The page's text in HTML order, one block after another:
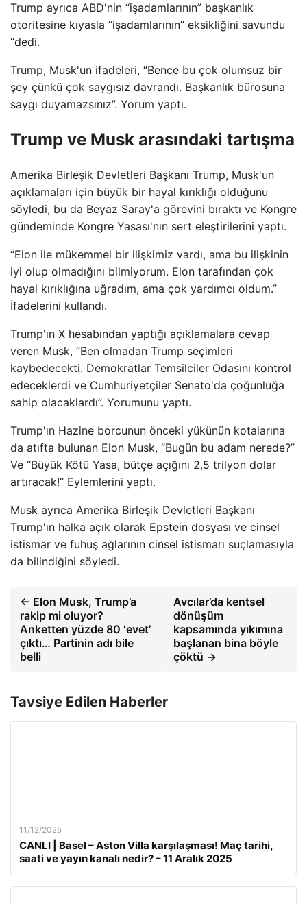
Trump ayrıca ABD'nin “işadamlarının” başkanlık
otoritesine kıyasla “işadamlarının” eksikliğini savundu
“dedi.
Trump, Musk'un ifadeleri, “Bence bu çok olumsuz bir
şey çünkü çok saygısız davrandı. Başkanlık bürosuna
saygı duyamazsınız”. Yorum yaptı.
Trump ve Musk arasındaki tartışma
Amerika Birleşik Devletleri Başkanı Trump, Musk'un
açıklamaları için büyük bir hayal kırıklığı olduğunu
söyledi, bu da Beyaz Saray'a görevini bıraktı ve Kongre
gündeminde Kongre Yasası'nın sert eleştirilerini yaptı.
“Elon ile mükemmel bir ilişkimiz vardı, ama bu ilişkinin
iyi olup olmadığını bilmiyorum. Elon tarafından çok
hayal kırıklığına uğradım, ama çok yardımcı oldum.”
İfadelerini kullandı.
Trump'ın X hesabından yaptığı açıklamalara cevap
veren Musk, “Ben olmadan Trump seçimleri
kaybedecekti. Demokratlar Temsilciler Odasını kontrol
edeceklerdi ve Cumhuriyetçiler Senato'da çoğunluğa
sahip olacaklardı”. Yorumunu yaptı.
Trump'ın Hazine borcunun önceki yükünün kotalarına
da atıfta bulunan Elon Musk, “Bugün bu adam nerede?”
Ve “Büyük Kötü Yasa, bütçe açığını 2,5 trilyon dolar
artıracak!” Eylemlerini yaptı.
Musk ayrıca Amerika Birleşik Devletleri Başkanı
Trump'ın halka açık olarak Epstein dosyası ve cinsel
istismar ve fuhuş ağlarının cinsel istismarı suçlamasıyla
da bilindiğini söyledi.
← Elon Musk, Trump’a
rakip mi oluyor?
Anketten yüzde 80 ‘evet’
çıktı… Partinin adı bile
belli
Avcılar’da kentsel
dönüşüm
kapsamında yıkımına
başlanan bina böyle
çöktü →
Tavsiye Edilen Haberler
11/12/2025
CANLI | Basel – Aston Villa karşılaşması! Maç tarihi,
saati ve yayın kanalı nedir? – 11 Aralık 2025